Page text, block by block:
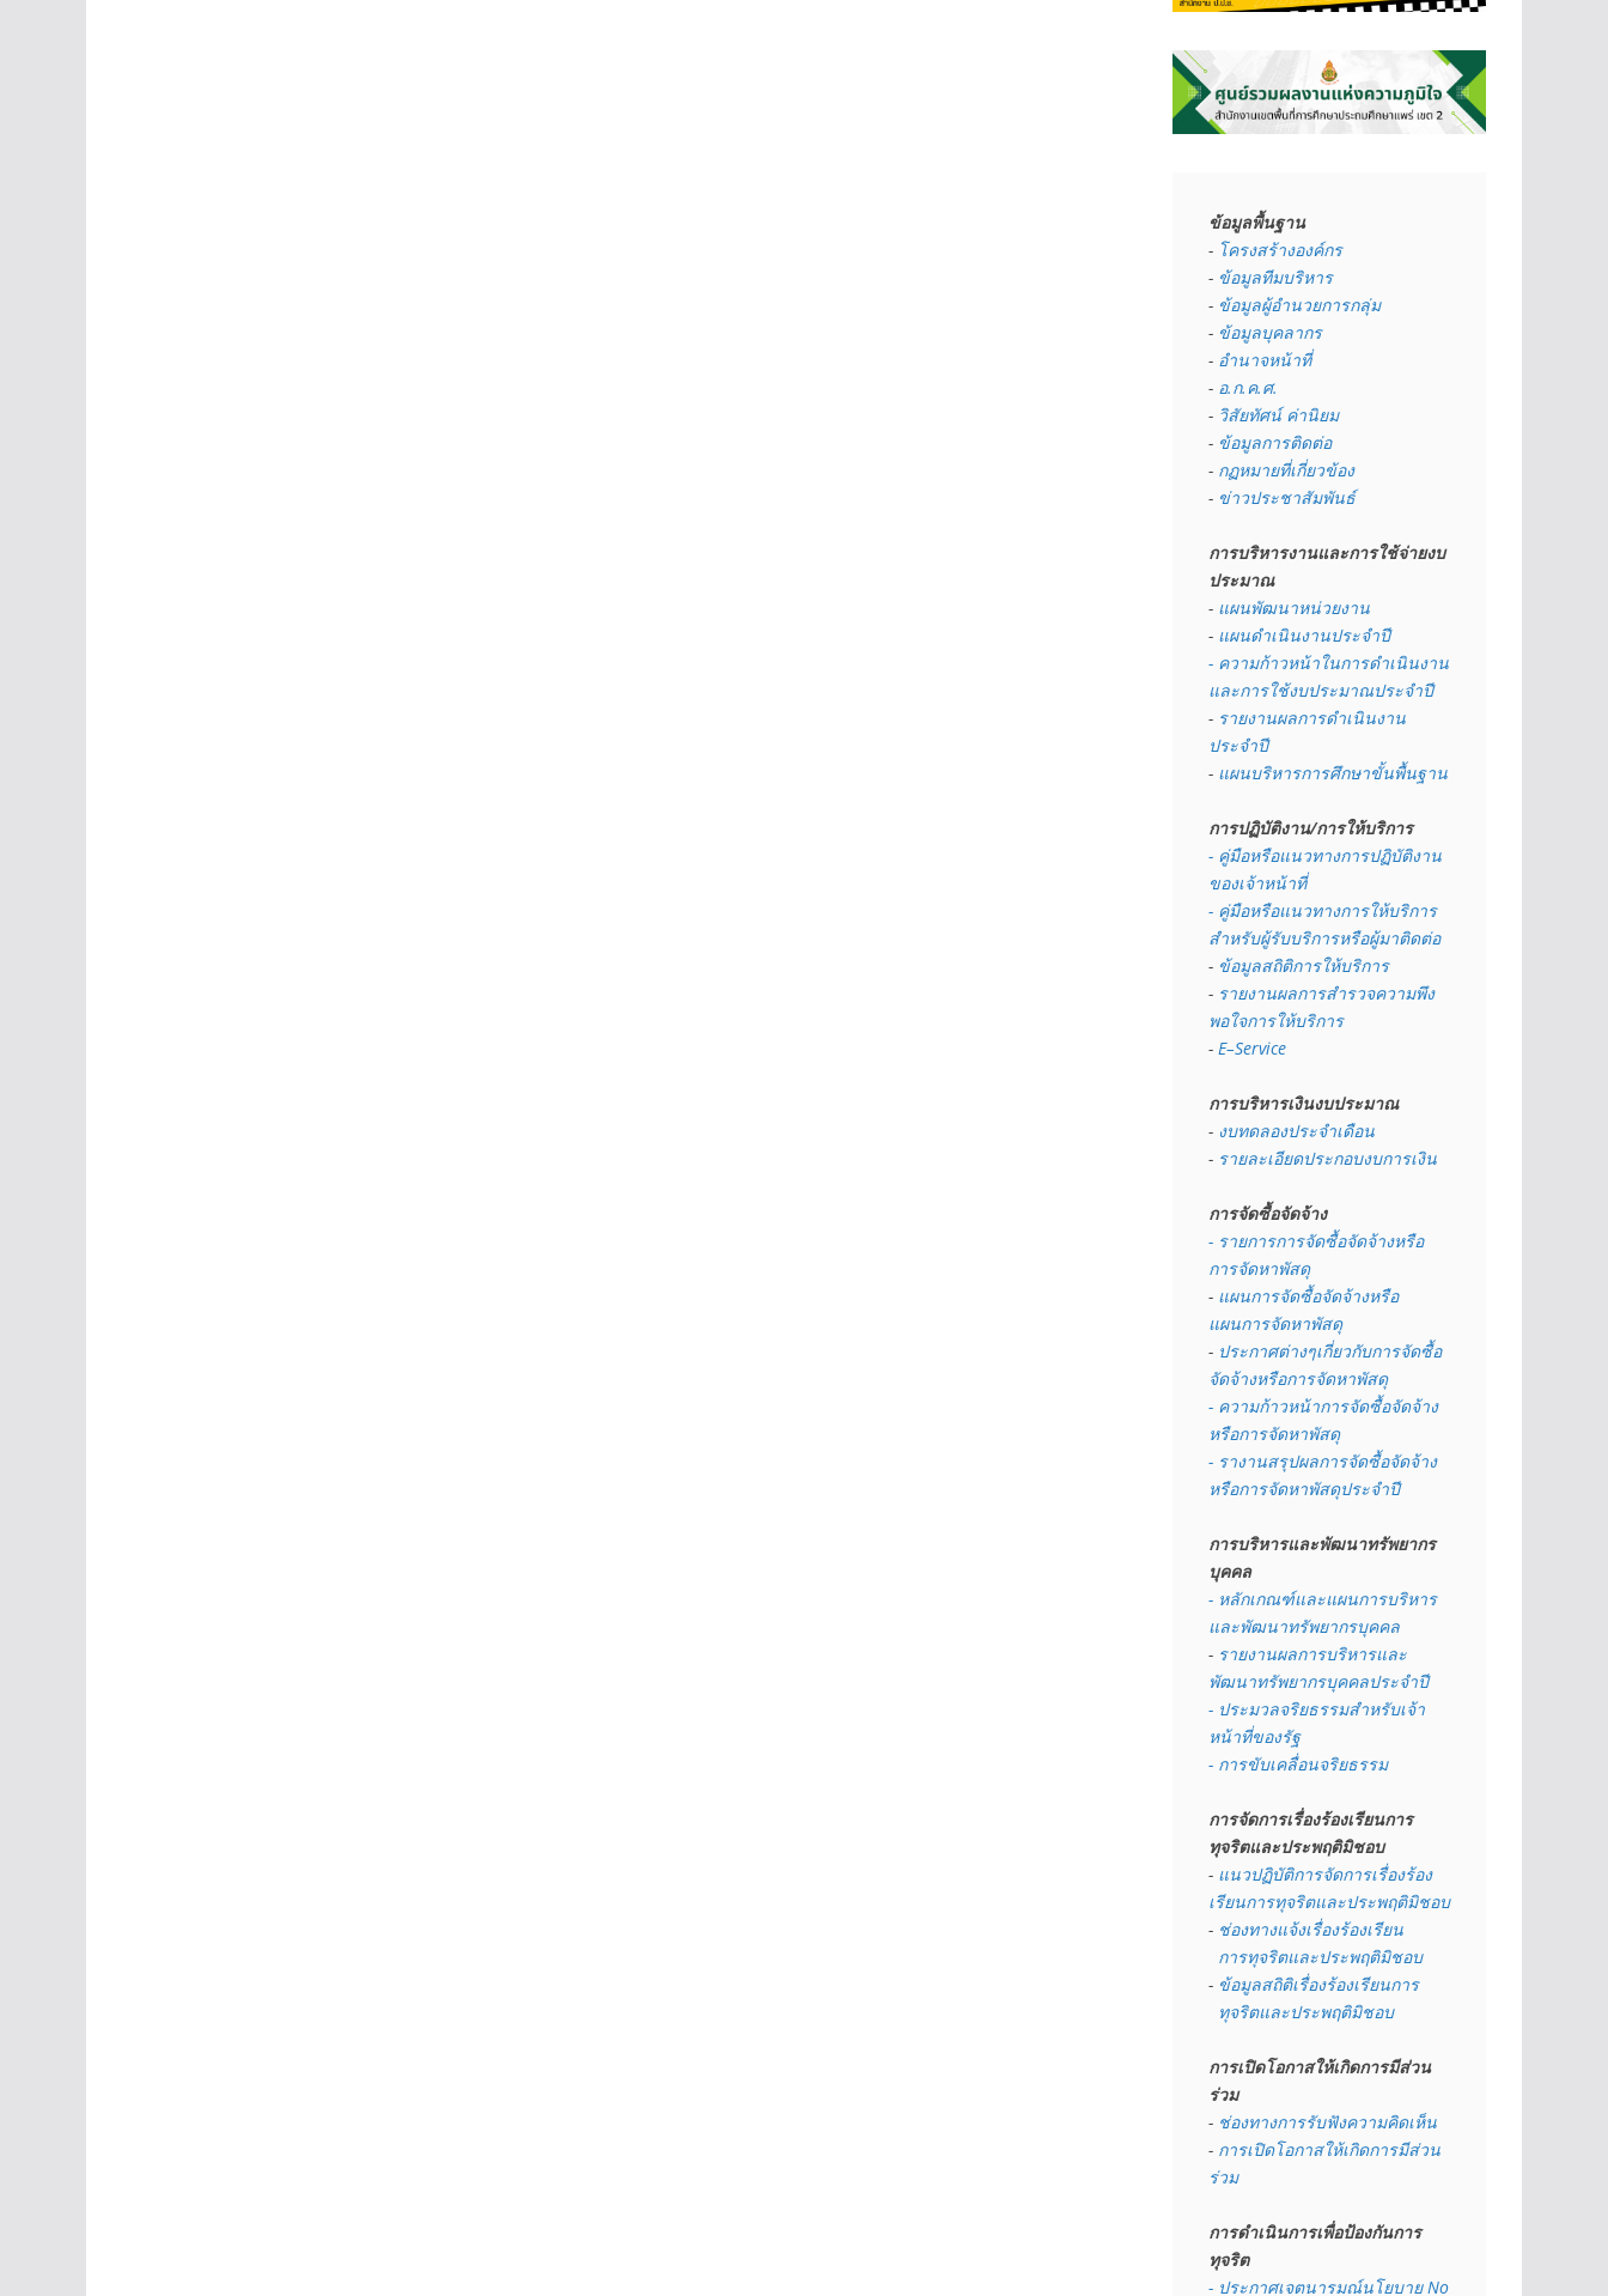
ข้อมูลพื้นฐาน
- โครงสร้างองค์กร
- ข้อมูลทีมบริหาร
- ข้อมูลผู้อำนวยการกลุ่ม
- ข้อมูลบุคลากร
- อำนาจหน้าที่
- อ.ก.ค.ศ.
- วิสัยทัศน์ ค่านิยม
- ข้อมูลการติดต่อ
- กฏหมายที่เกี่ยวข้อง
- ข่าวประชาสัมพันธ์
การบริหารงานและการใช้จ่ายงบ
ประมาณ
- แผนพัฒนาหน่วยงาน
- แผนดำเนินงานประจำปี
- ความก้าวหน้าในการดำเนินงาน
และการใช้งบประมาณประจำปี
- รายงานผลการดำเนินงาน
ประจำปี
- แผนบริหารการศึกษาขั้นพื้นฐาน
การปฏิบัติงาน/การให้บริการ
- คู่มือหรือแนวทางการปฏิบัติงาน
ของเจ้าหน้าที่
- คู่มือหรือแนวทางการให้บริการ
สำหรับผู้รับบริการหรือผู้มาติดต่อ
- ข้อมูลสถิติการให้บริการ
- รายงานผลการสำรวจความพึง
พอใจการให้บริการ
- E–Service
การบริหารเงินงบประมาณ
- งบทดลองประจำเดือน
- รายละเอียดประกอบงบการเงิน
การจัดซื้อจัดจ้าง
- รายการการจัดซื้อจัดจ้างหรือ
การจัดหาพัสดุ
- แผนการจัดซื้อจัดจ้างหรือ
แผนการจัดหาพัสดุ
- ประกาศต่างๆเกี่ยวกับการจัดซื้อ
จัดจ้างหรือการจัดหาพัสดุ
- ความก้าวหน้าการจัดซื้อจัดจ้าง
หรือการจัดหาพัสดุ
- รางานสรุปผลการจัดซื้อจัดจ้าง
หรือการจัดหาพัสดุประจำปี
การบริหารและพัฒนาทรัพยากร
บุคคล
- หลักเกณฑ์และแผนการบริหาร
และพัฒนาทรัพยากรบุคคล
- รายงานผลการบริหารและ
พัฒนาทรัพยากรบุคคลประจำปี
- ประมวลจริยธรรมสำหรับเจ้า
หน้าที่ของรัฐ
- การขับเคลื่อนจริยธรรม
การจัดการเรื่องร้องเรียนการ
ทุจริตและประพฤติมิชอบ
- แนวปฏิบัติการจัดการเรื่องร้อง
เรียนการทุจริตและประพฤติมิชอบ
- ช่องทางแจ้งเรื่องร้องเรียน
  การทุจริตและประพฤติมิชอบ
- ข้อมูลสถิติเรื่องร้องเรียนการ
  ทุจริตและประพฤติมิชอบ
การเปิดโอกาสให้เกิดการมีส่วน
ร่วม
- ช่องทางการรับฟังความคิดเห็น
- การเปิดโอกาสให้เกิดการมีส่วน
ร่วม
การดำเนินการเพื่อป้องกันการ
ทุจริต
- ประกาศเจตนารมณ์นโยบาย No